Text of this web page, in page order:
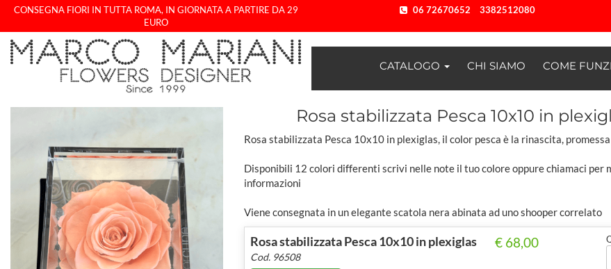
CONSEGNA FIORI IN TUTTA ROMA, IN GIORNATA A PARTIRE DA 29
EURO
06 72670652 3382512080
CATALOGO CHI SIAMO COME
Rosa stabilizzata Pesca 10x10 in
Rosa stabilizzata Pesca 10x10 in plexiglas, il color pesca è la rinascita,
Disponibili 12 colori differenti scrivi nelle note il tuo colore oppure chiamaci per
informazioni
Viene consegnata in un elegante scatola nera abinata ad uno shooper correlato
Rosa stabilizzata Pesca 10x10 in plexiglas
Cod. 96508
€ 68,00